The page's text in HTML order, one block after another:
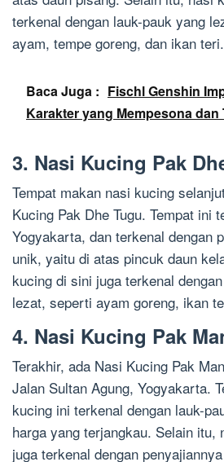
terkenal dengan lauk-pauk yang
ayam, tempe goreng, dan ikan teri.
Baca Juga : Fischl Genshin
Karakter yang Mempesona dan
3. Nasi Kucing Pak
Tempat makan nasi kucing
Kucing Pak Dhe Tugu. Tempat ini
Yogyakarta, dan terkenal dengan
unik, yaitu di atas pincuk daun
kucing di sini juga terkenal
lezat, seperti ayam goreng, ikan
4. Nasi Kucing Pak
Terakhir, ada Nasi Kucing Pak
Jalan Sultan Agung, Yogyakarta.
kucing ini terkenal dengan lauk-
harga yang terjangkau. Selain itu,
juga terkenal dengan